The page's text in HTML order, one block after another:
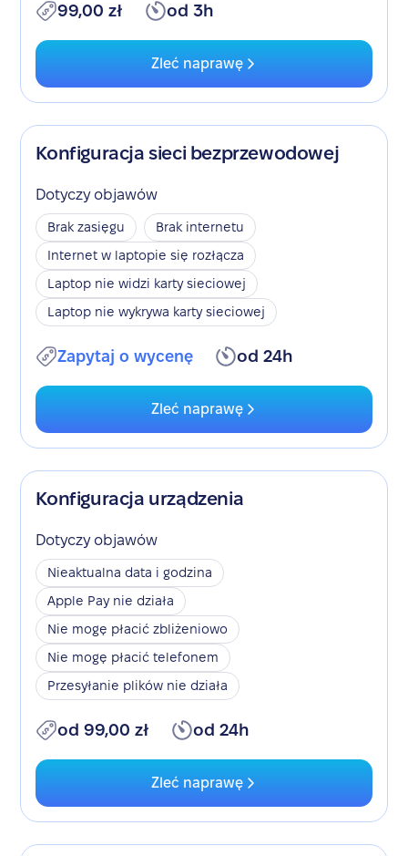
99,00 zł od 3h
Zleć naprawę
Konfiguracja sieci bezprzewodowej
Dotyczy objawów
Brak zasięgu
Brak internetu
Internet w laptopie się rozłącza
Laptop nie widzi karty sieciowej
Laptop nie wykrywa karty sieciowej
Zapytaj o wycenę od 24h
Zleć naprawę
Konfiguracja urządzenia
Dotyczy objawów
Nieaktualna data i godzina
Apple Pay nie działa
Nie mogę płacić zbliżeniowo
Nie mogę płacić telefonem
Przesyłanie plików nie działa
od 99,00 zł od 24h
Zleć naprawę